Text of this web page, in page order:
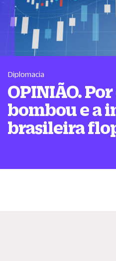
Diplomacia
OPINIÃO.
bombou e a
brasileira